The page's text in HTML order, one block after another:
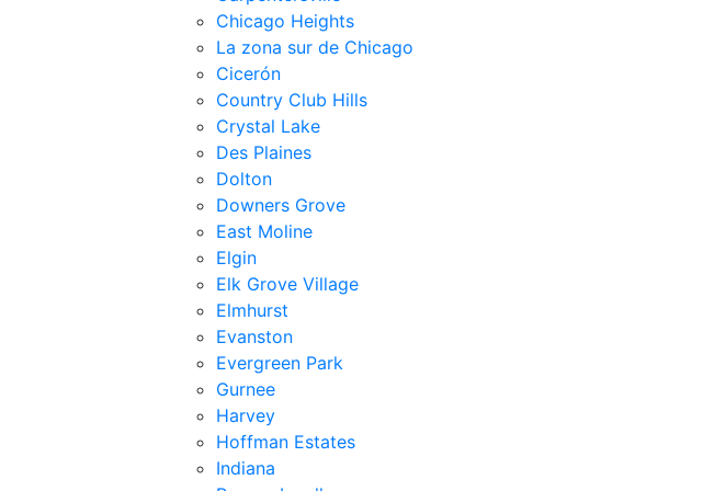
Chicago Heights
La zona sur de Chicago
Cicerón
Country Club Hills
Crystal Lake
Des Plaines
Dolton
Downers Grove
East Moline
Elgin
Elk Grove Village
Elmhurst
Evanston
Evergreen Park
Gurnee
Harvey
Hoffman Estates
Indiana